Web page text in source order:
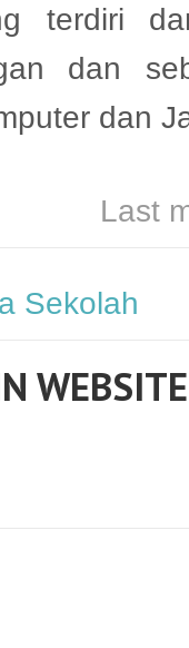
terdiri
dan
dan
Last
Sekolah
WEBSITE